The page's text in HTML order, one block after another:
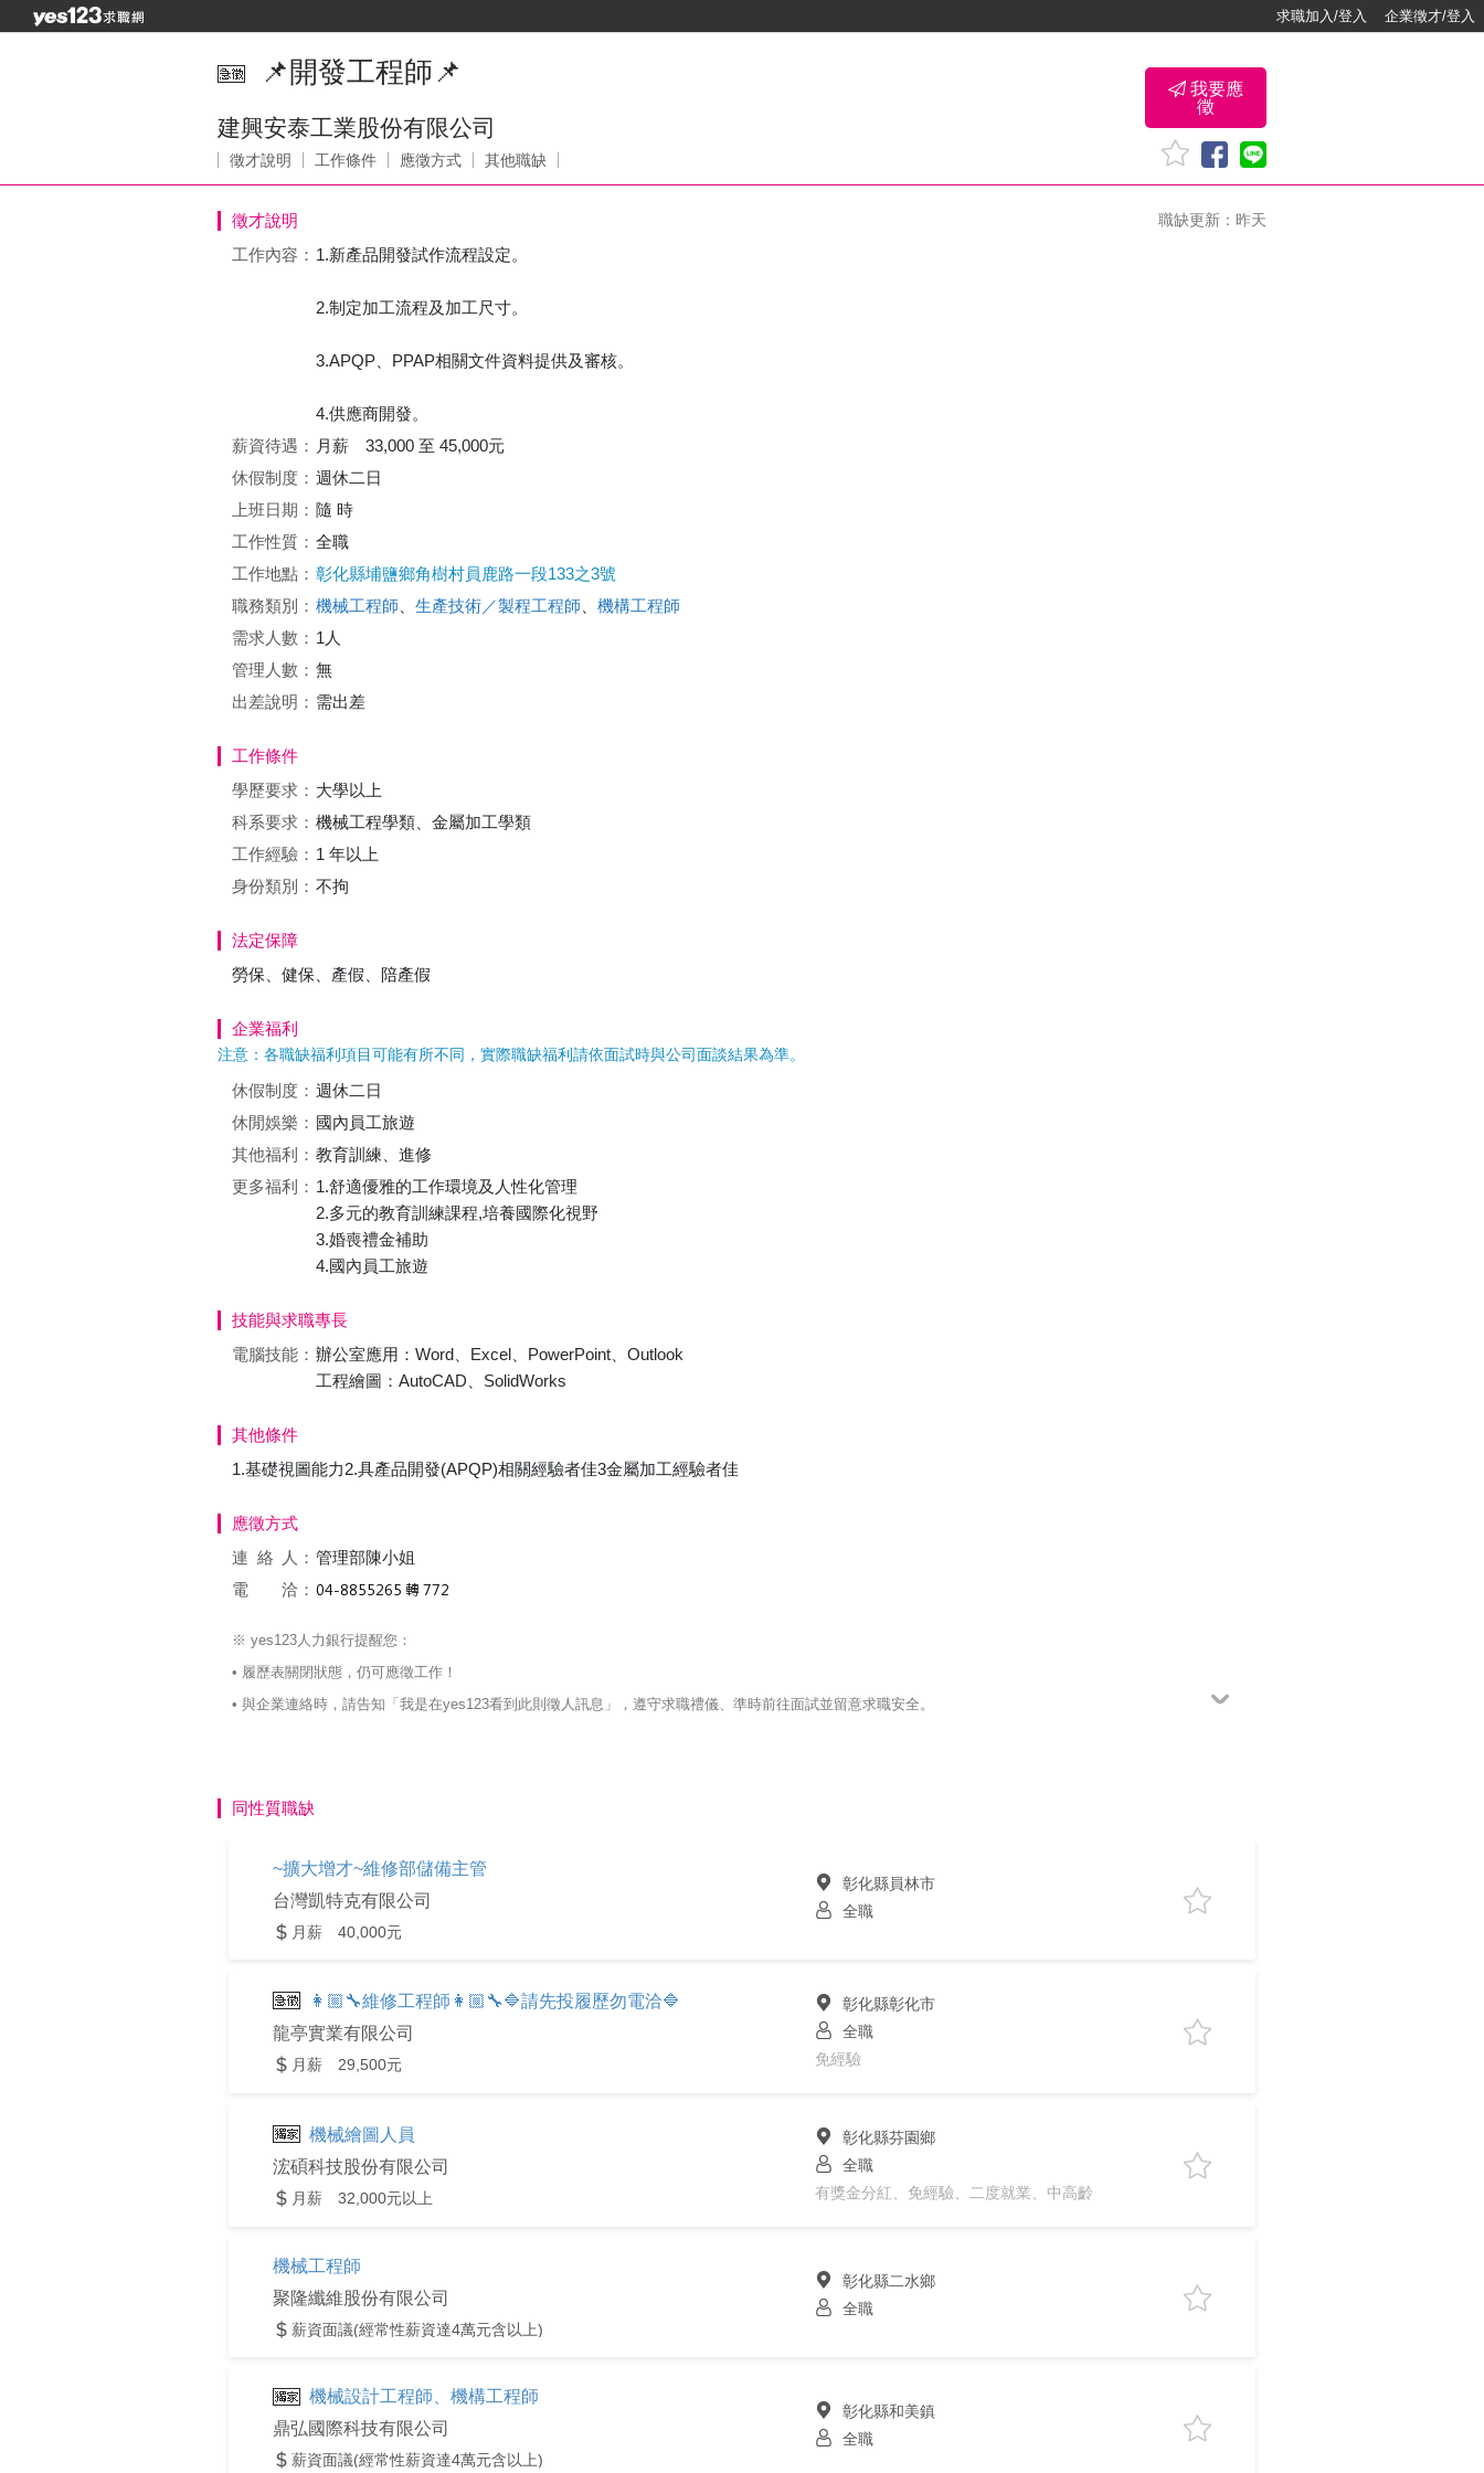
求職加入/登入 企業徵才/登入
📌開發工程師📌
建興安泰工業股份有限公司
徵才說明 工作條件 應徵方式 其他職缺
我要應
徵
徵才說明 職缺更新：昨天
工作內容： 1.新產品開發試作流程設定。
2.制定加工流程及加工尺寸。
3.APQP、PPAP相關文件資料提供及審核。
4.供應商開發。
薪資待遇： 月薪 33,000 至 45,000元
休假制度： 週休二日
上班日期： 隨 時
工作性質： 全職
工作地點： 彰化縣埔鹽鄉角樹村員鹿路一段133之3號
職務類別： 機械工程師 生產技術／製程工程師
機構工程師
需求人數： 1人
管理人數： 無
出差說明： 需出差
工作條件
學歷要求： 大學以上
科系要求： 機械工程學類、金屬加工學類
工作經驗： 1 年以上
身份類別： 不拘
法定保障
勞保、健保、產假、陪產假
企業福利
注意：各職缺福利項目可能有所不同，實際職缺福利請依面試時與公司面談結果為準。
休假制度： 週休二日
休閒娛樂： 國內員工旅遊
其他福利： 教育訓練、進修
更多福利： 1.舒適優雅的工作環境及人性化管理
2.多元的教育訓練課程,培養國際化視野
3.婚喪禮金補助
4.國內員工旅遊
技能與求職專長
電腦技能： 辦公室應用：Word、Excel、PowerPoint、Outlook
工程繪圖：AutoCAD、SolidWorks
其他條件
1.基礎視圖能力2.具產品開發(APQP)相關經驗者佳3金屬加工經驗者佳
應徵方式
連絡
人： 管理部陳小姐
電 洽：
※ yes123人力銀行提醒您：
• 履歷表關閉狀態，仍可應徵工作！
• 與企業連絡時，請告知「我是在yes123看到此則徵人訊息」，遵守求職禮儀、準時前往面試並留意求職安全。
同性質職缺
~擴大增才~維修部儲備主管
台灣凱特克有限公司
月薪 40,000元
彰化縣員林市
全職
👩🏼‍🔧維修工程師👩🏼‍🔧🔷請先投履歷勿電洽🔷
龍亭實業有限公司
月薪 29,500元
彰化縣彰化市
全職
免經驗
機械繪圖人員
浤碩科技股份有限公司
月薪 32,000元以上
彰化縣芬園鄉
全職
有獎金分紅、免經驗、二度就業、中高齡
機械工程師
聚隆纖維股份有限公司
薪資面議(經常性薪資達4萬元含以上)
彰化縣二水鄉
全職
機械設計工程師、機構工程師
鼎弘國際科技有限公司
薪資面議(經常性薪資達4萬元含以上)
彰化縣和美鎮
全職